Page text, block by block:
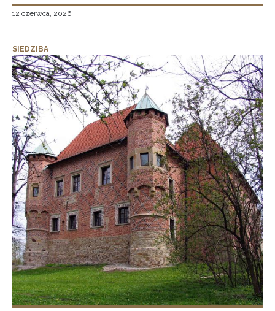
12 czerwca, 2026
SIEDZIBA